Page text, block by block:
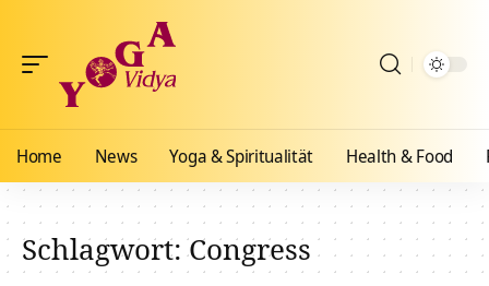
Home News Yoga & Spiritualität Health & Food
Schlagwort:Congress